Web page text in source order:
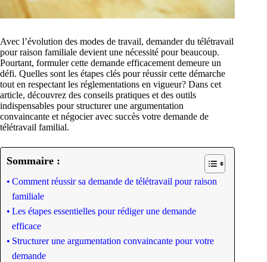
Avec l’évolution des modes de travail, demander du télétravail
pour raison familiale devient une nécessité pour beaucoup.
Pourtant, formuler cette demande efficacement demeure un
défi. Quelles sont les étapes clés pour réussir cette démarche
tout en respectant les réglementations en vigueur? Dans cet
article, découvrez des conseils pratiques et des outils
indispensables pour structurer une argumentation
convaincante et négocier avec succès votre demande de
télétravail familial.
Sommaire :
Comment réussir sa demande de télétravail pour raison
familiale
Les étapes essentielles pour rédiger une demande
efficace
Structurer une argumentation convaincante pour votre
demande